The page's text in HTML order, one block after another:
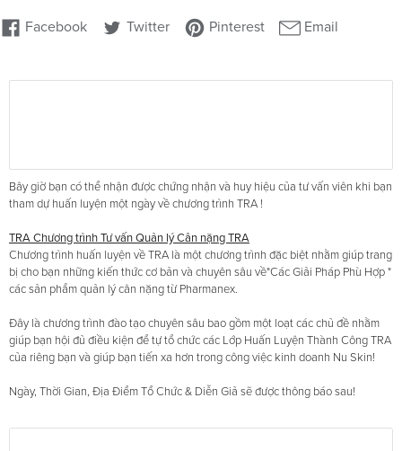
Bây giờ bạn có thể nhận được chứng nhận và huy hiệu của tư vấn viên khi bạn
tham dự huấn luyện một ngày về chương trình TRA !
TRA Chương trình Tư vấn Quản lý Cân nặng TRA
Chương trình huấn luyện về TRA là một chương trình đặc biệt nhằm giúp trang
bị cho bạn những kiến ​​thức cơ bản và chuyên sâu về"Các Giải Pháp Phù Hợp "
các sản phẩm quản lý cân nặng từ Pharmanex.
Đây là chương trình đào tạo chuyên sâu bao gồm một loạt các chủ đề nhằm
giúp bạn hội đủ điều kiện để tự tổ chức các Lớp Huấn Luyện Thành Công TRA
của riêng bạn và giúp bạn tiến xa hơn trong công việc kinh doanh Nu Skin!
Ngày, Thời Gian, Địa Điểm Tổ Chức & Diễn Giả sẽ được thông báo sau!